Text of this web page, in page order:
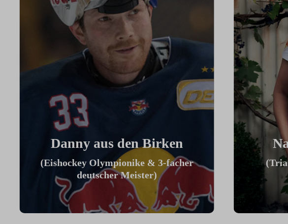
Danny aus den Birken
(Eishockey Olympionike & 3-facher
deutscher Meister)
"Ich benutze das Bike jeden Tag und es
hilft mir außerhalb des Eises an meiner
weil